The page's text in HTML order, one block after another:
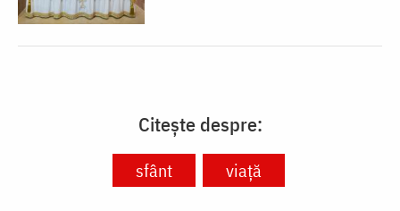
Citește despre:
sfânt viață